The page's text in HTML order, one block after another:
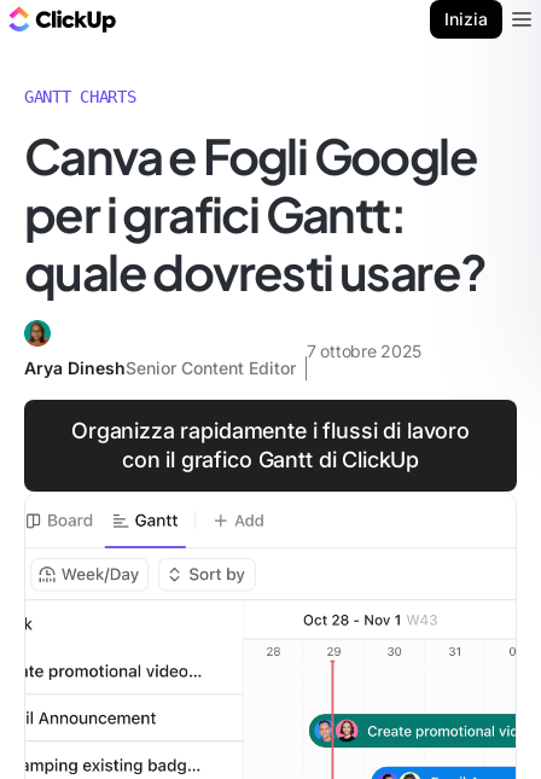
Inizia
GANTT CHARTS
Canva e Fogli Google
per i grafici Gantt:
quale dovresti usare?
Arya DineshSenior Content Editor
7 ottobre 2025
Organizza rapidamente i flussi di lavoro
con il grafico Gantt di ClickUp